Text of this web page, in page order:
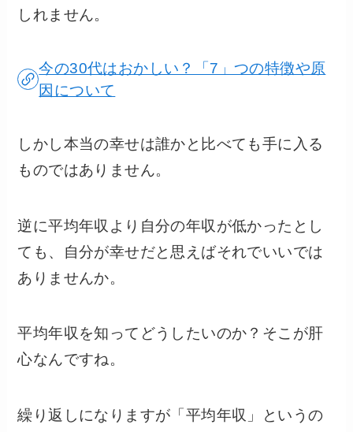
しれません。
今の30代はおかしい？「7」つの特徴や原
因について
しかし本当の幸せは誰かと比べても手に入る
ものではありません。
逆に平均年収より自分の年収が低かったとし
ても、自分が幸せだと思えばそれでいいでは
ありませんか。
平均年収を知ってどうしたいのか？そこが肝
心なんですね。
繰り返しになりますが「平均年収」というの